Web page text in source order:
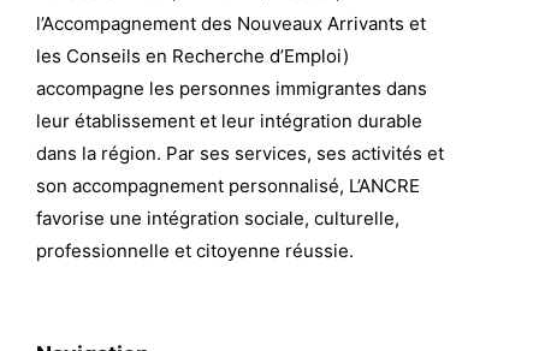
l’Accompagnement des Nouveaux Arrivants et
les Conseils en Recherche d’Emploi)
accompagne les personnes immigrantes dans
leur établissement et leur intégration durable
dans la région. Par ses services, ses activités et
son accompagnement personnalisé, L’ANCRE
favorise une intégration sociale, culturelle,
professionnelle et citoyenne réussie.